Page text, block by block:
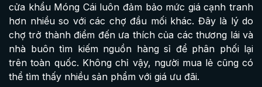
cửa khẩu Móng Cái luôn đảm bảo mức giá cạnh tranh
hơn nhiều so với các chợ đầu mối khác. Đây là lý do
chợ trở thành điểm đến ưa thích của các thương lái và
nhà buôn tìm kiếm nguồn hàng sỉ để phân phối lại
trên toàn quốc. Không chỉ vậy, người mua lẻ cũng có
thể tìm thấy nhiều sản phẩm với giá ưu đãi.